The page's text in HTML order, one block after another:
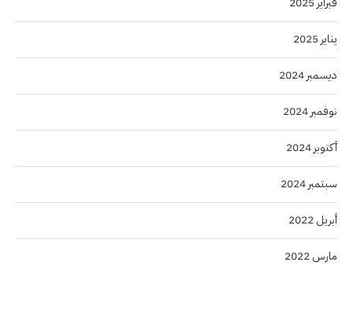
يناير 2025
ديسمبر 2024
نوفمبر 2024
أكتوبر 2024
سبتمبر 2024
أبريل 2022
مارس 2022